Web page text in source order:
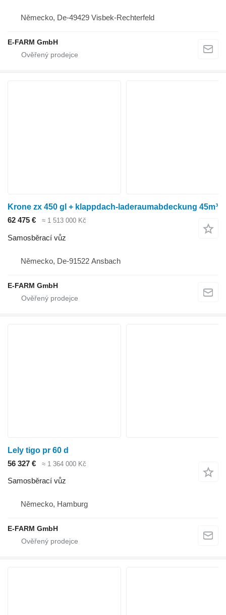
Německo, De-49429 Visbek-Rechterfeld
E-FARM GmbH
Krone zx 450 gl + klappdach-laderaumabdeckung 45m³
62 475 €
≈ 1 513 000 Kč
Samosběrací vůz
Německo, De-91522 Ansbach
E-FARM GmbH
Lely tigo pr 60 d
56 327 €
≈ 1 364 000 Kč
Samosběrací vůz
Německo, Hamburg
E-FARM GmbH